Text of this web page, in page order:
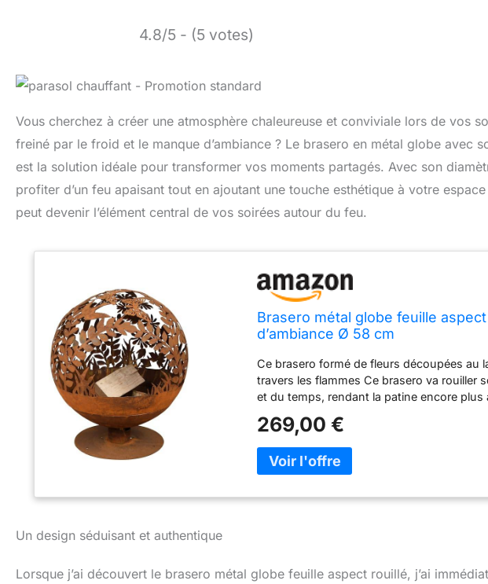
4.8/5 - (5 votes)
Vous cherchez à créer une atmosphère chaleureuse et conviviale lors de vos
freiné par le froid et le manque d’ambiance ? Le brasero en métal globe avec
est la solution idéale pour transformer vos moments partagés. Avec son
profiter d’un feu apaisant tout en ajoutant une touche esthétique à votre
peut devenir l’élément central de vos soirées autour du feu.
Brasero métal globe feuille
d’ambiance Ø 58 cm
Ce brasero formé de fleurs découpées au
travers les flammes Ce brasero va rouiller
et du temps, rendant la patine encore
269,00 €
Un design séduisant et authentique
Lorsque j’ai découvert le brasero métal globe feuille aspect rouillé, j’ai